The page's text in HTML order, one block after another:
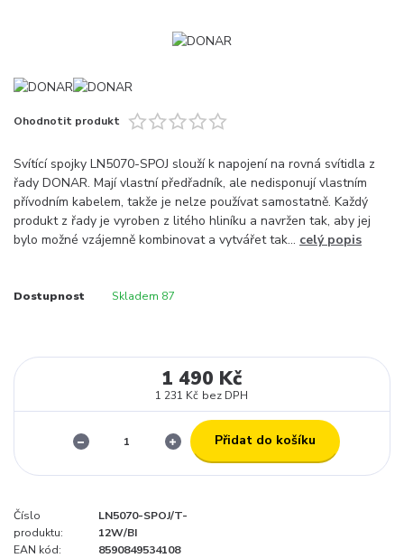
Ohodnotit produkt
Svítící spojky LN5070-SPOJ slouží k napojení na rovná svítidla z
řady DONAR. Mají vlastní předřadník, ale nedisponují vlastním
přívodním kabelem, takže je nelze používat samostatně. Každý
produkt z řady je vyroben z litého hliníku a navržen tak, aby jej
bylo možné vzájemně kombinovat a vytvářet tak... celý popis
Dostupnost Skladem 87
1 490 Kč
1 231 Kč bez DPH
Přidat do košíku
Číslo
produktu:
LN5070-SPOJ/T-
12W/BI
EAN kód:
8590849534108